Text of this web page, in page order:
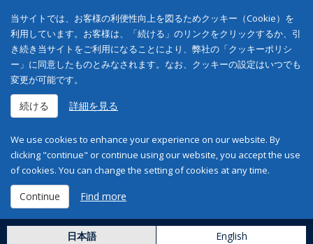
当サイトでは、お客様の利便性向上を図るためクッキー（Cookie）を
利用しています。お客様は、「続ける」のリンクをクリックするか、引
き続き当サイトをご利用になることにより、弊社の「クッキーポリシ
ー」に同意したものとみなされます。なお、クッキーの設定はいつでも
変更が可能です。
続ける 詳細を見る
We use cookies to enhance your experience on our website. By
clicking "continue" or continue using our website, you accept the use
of cookies. You can change the setting of cookies at any time.
Continue Find more
日本語 English